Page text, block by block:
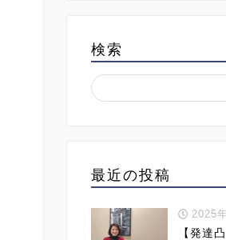
検索
最近の投稿
2025
【発達